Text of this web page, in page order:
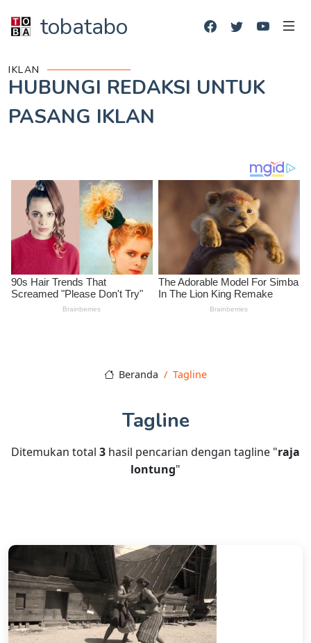
tobatabo
IKLAN
HUBUNGI REDAKSI UNTUK
PASANG IKLAN
Beranda Tagline
Tagline
Ditemukan total 3 hasil pencarian dengan tagline "raja
lontung"